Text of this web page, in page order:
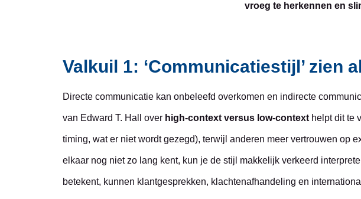
vroeg te herkennen en
Valkuil 1: ‘Communicatiestijl’ zien
Directe communicatie kan onbeleefd overkomen en indirecte
van Edward T. Hall over high-context versus low-context helpt dit te
timing, wat er niet wordt gezegd), terwijl anderen meer vertrouwen op
elkaar nog niet zo lang kent, kun je de stijl makkelijk verkeerd
betekent, kunnen klantgesprekken, klachtenafhandeling en